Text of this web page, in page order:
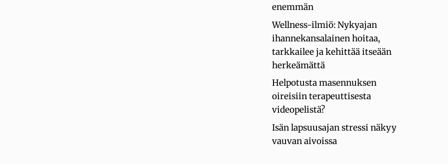
enemmän
Wellness-ilmiö: Nykyajan
ihannekansalainen hoitaa,
tarkkailee ja kehittää itseään
herkeämättä
Helpotusta masennuksen
oireisiin terapeuttisesta
videopelistä?
Isän lapsuusajan stressi näkyy
vauvan aivoissa